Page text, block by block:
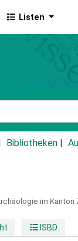
Listen
Bibliotheken
im Kanton
ISBD